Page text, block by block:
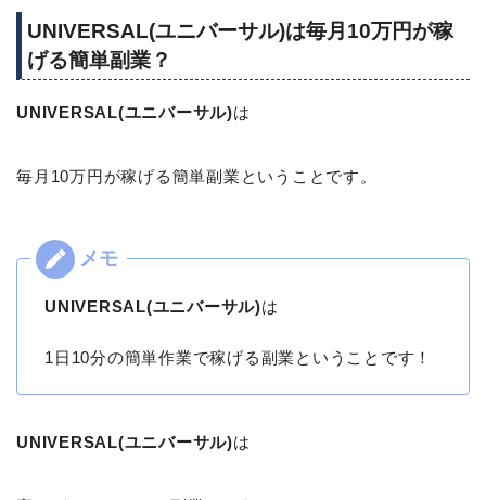
UNIVERSAL(ユニバーサル)は毎月10万円が稼
げる簡単副業？
UNIVERSAL(ユニバーサル)は
毎月10万円が稼げる簡単副業ということです。
UNIVERSAL(ユニバーサル)は
1日10分の簡単作業で稼げる副業ということです！
UNIVERSAL(ユニバーサル)は